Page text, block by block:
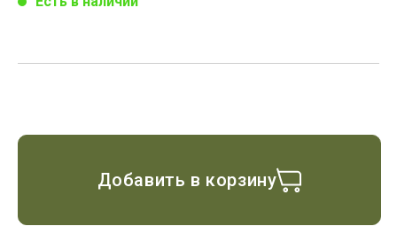
Добавить в корзину